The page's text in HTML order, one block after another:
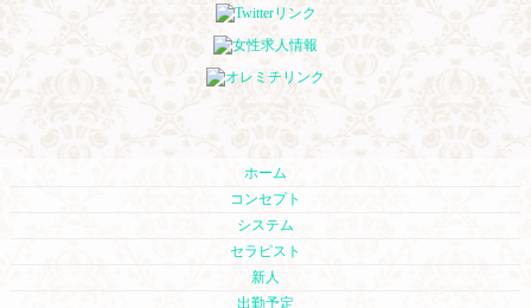
ホーム
コンセプト
システム
セラピスト
新人
出勤予定